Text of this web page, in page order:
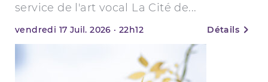
service de l'art vocal La Cité de...
vendredi 17 Juil. 2026 ·22h12 Détails